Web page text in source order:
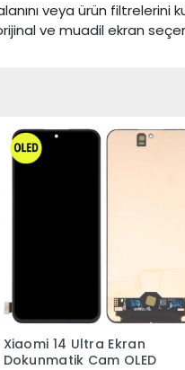
veya ürün filtrelerini
ve muadil ekran
Xiaomi 14 Ultra Ekran
Dokunmatik Cam OLED